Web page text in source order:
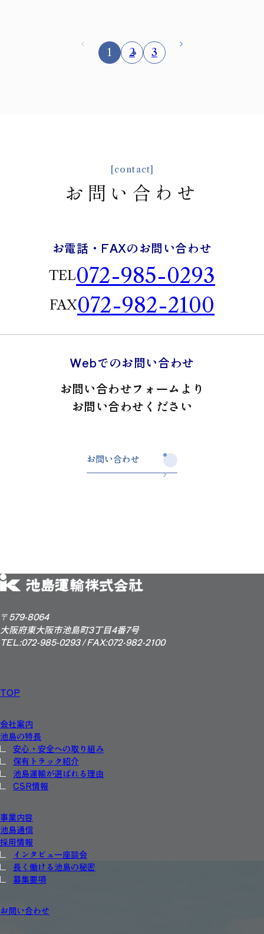
1 2 3
[contact]
お問い合わせ
お電話・FAXのお問い合わせ
TEL072-985-0293
FAX072-982-2100
Webでのお問い合わせ
お問い合わせフォームより
お問い合わせください
お問い合わせ
〒579-8064
大阪府東大阪市池島町3丁目4番7号
TEL:072-985-0293 / FAX:072-982-2100
TOP
会社案内
池島の特長
安心・安全への取り組み
保有トラック紹介
池島運輸が選ばれる理由
CSR情報
事業内容
池島通信
採用情報
インタビュー座談会
長く働ける池島の秘密
募集要項
お問い合わせ